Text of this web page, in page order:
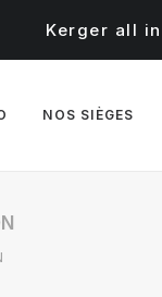
Kerger all
NOS SIÈGES